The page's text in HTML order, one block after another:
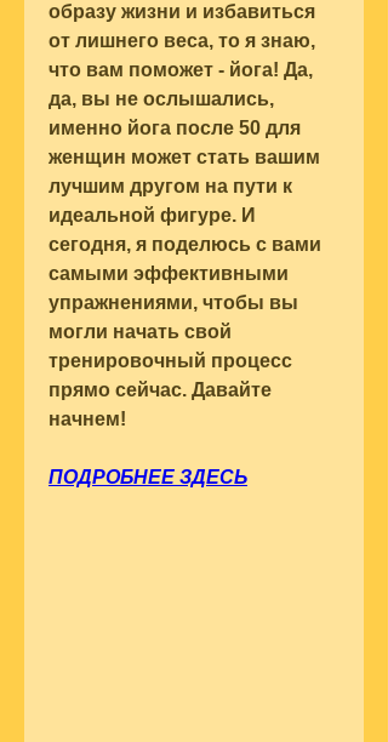
образу жизни и избавиться
от лишнего веса, то я знаю,
что вам поможет - йога! Да,
да, вы не ослышались,
именно йога после 50 для
женщин может стать вашим
лучшим другом на пути к
идеальной фигуре. И
сегодня, я поделюсь с вами
самыми эффективными
упражнениями, чтобы вы
могли начать свой
тренировочный процесс
прямо сейчас. Давайте
начнем!
ПОДРОБНЕЕ ЗДЕСЬ